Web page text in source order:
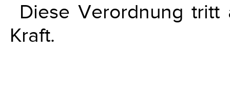
Diese Verordnung
Kraft.